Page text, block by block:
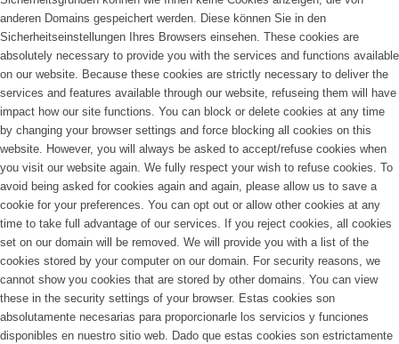
anderen Domains gespeichert werden. Diese können Sie in den
Sicherheitseinstellungen Ihres Browsers einsehen. These cookies are
absolutely necessary to provide you with the services and functions available
on our website. Because these cookies are strictly necessary to deliver the
services and features available through our website, refuseing them will have
impact how our site functions. You can block or delete cookies at any time
by changing your browser settings and force blocking all cookies on this
website. However, you will always be asked to accept/refuse cookies when
you visit our website again. We fully respect your wish to refuse cookies. To
avoid being asked for cookies again and again, please allow us to save a
cookie for your preferences. You can opt out or allow other cookies at any
time to take full advantage of our services. If you reject cookies, all cookies
set on our domain will be removed. We will provide you with a list of the
cookies stored by your computer on our domain. For security reasons, we
cannot show you cookies that are stored by other domains. You can view
these in the security settings of your browser. Estas cookies son
absolutamente necesarias para proporcionarle los servicios y funciones
disponibles en nuestro sitio web. Dado que estas cookies son estrictamente